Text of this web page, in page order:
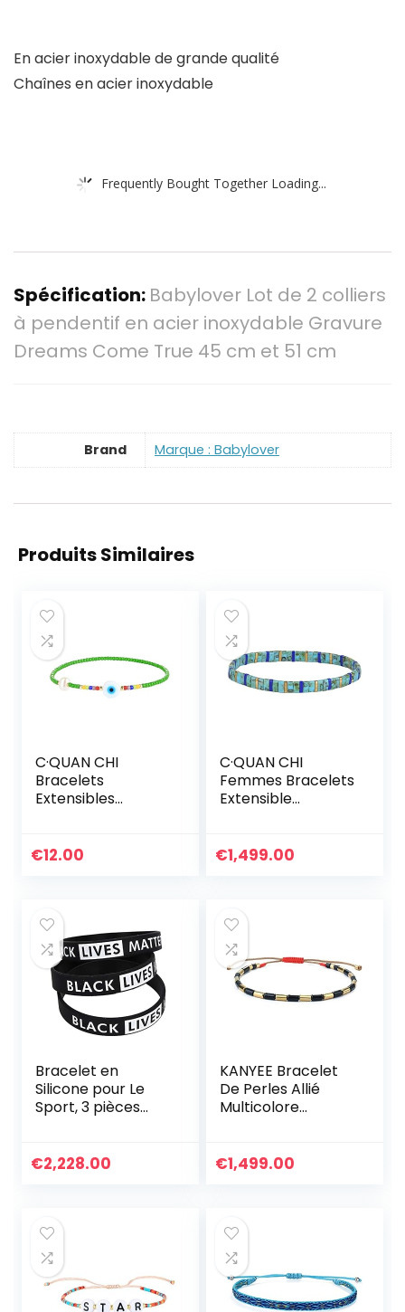
En acier inoxydable de grande qualité
Chaînes en acier inoxydable
Frequently Bought Together Loading...
Spécification: Babylover Lot de 2 colliers
à pendentif en acier inoxydable Gravure
Dreams Come True 45 cm et 51 cm
Brand Marque : Babylover
Produits Similaires
C·QUAN CHI
Bracelets
Extensibles
D’amitié En Perle
€12.00
C·QUAN CHI
Femmes Bracelets
Extensible
Perles Miyuki Tila
€1,499.00
Bracelet en
Silicone pour Le
Sport, 3 pièces
Wristband
€2,228.00
KANYEE Bracelet
De Perles Allié
Multicolore
Fait A La Main pour
€1,499.00